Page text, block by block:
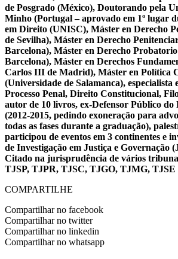
de Posgrado (México), Doutorando pela
Minho (Portugal – aprovado em 1º lugar
em Direito (UNISC), Máster en Derecho
de Sevilha), Máster en Derecho
Barcelona), Máster en Derecho
Barcelona), Máster en Derechos
Carlos III de Madrid), Máster en Política
(Universidade de Salamanca), especialista
Processo Penal, Direito Constitucional,
autor de 10 livros, ex-Defensor Público do
(2012-2015, pedindo exoneração para
todas as fases durante a graduação),
participou de eventos em 3 continentes e
de Investigação em Justiça e Governação
Citado na jurisprudência de vários
TJSP, TJPR, TJSC, TJGO, TJMG, TJSE
COMPARTILHE
Compartilhar no facebook
Compartilhar no twitter
Compartilhar no linkedin
Compartilhar no whatsapp